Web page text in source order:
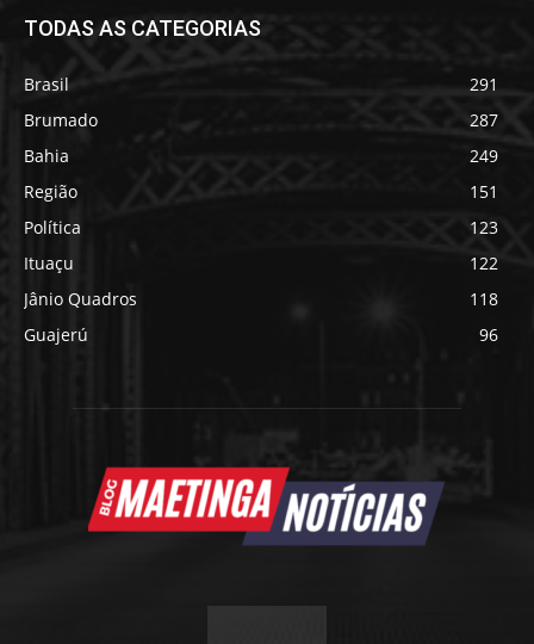
TODAS AS CATEGORIAS
Brasil
291
Brumado
287
Bahia
249
Região
151
Política
123
Ituaçu
122
Jânio Quadros
118
Guajerú
96